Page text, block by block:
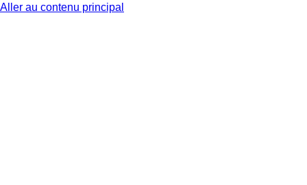
Aller au contenu principal